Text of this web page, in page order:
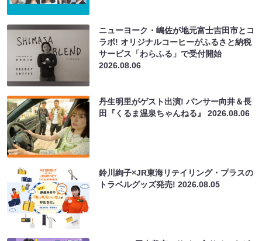
ニューヨーク・嶋佐が地元富士吉田市とコ
ラボ! オリジナルコーヒーがふるさと納税
サービス「わらふる」で受付開始
2026.08.06
丹生明里がゲスト出演! パンサー向井＆長
田『くるま温泉ちゃんねる』2026.08.06
鈴川絢子×JR東海リテイリング・プラスの
トラベルグッズ発売!2026.08.05